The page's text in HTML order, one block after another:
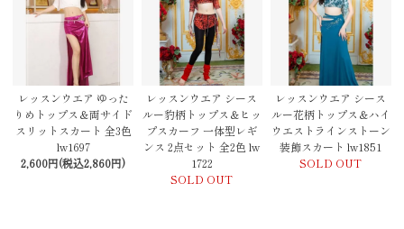
レッスンウエア ゆった
りめトップス＆両サイド
スリットスカート 全3色
lw1697
2,600円(税込2,860円)
レッスンウエア シース
ルー豹柄トップス＆ヒッ
プスカーフ 一体型レギ
ンス 2点セット 全2色 lw
1722
SOLD OUT
レッスンウエア シース
ルー花柄トップス＆ハイ
ウエストラインストーン
装飾スカート lw1851
SOLD OUT